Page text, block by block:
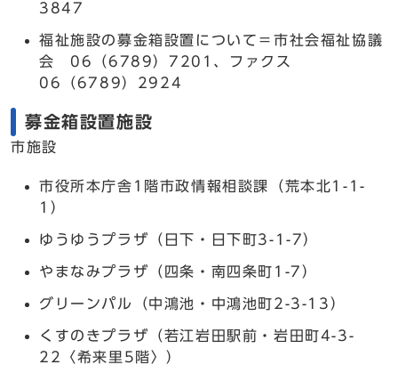
3847
福祉施設の募金箱設置について＝市社会福祉協議
会 06（6789）7201、ファクス
06（6789）2924
募金箱設置施設
市施設
市役所本庁舎1階市政情報相談課（荒本北1-1-
1）
ゆうゆうプラザ（日下・日下町3-1-7）
やまなみプラザ（四条・南四条町1-7）
グリーンパル（中鴻池・中鴻池町2-3-13）
くすのきプラザ（若江岩田駅前・岩田町4-3-
22〈希来里5階〉）